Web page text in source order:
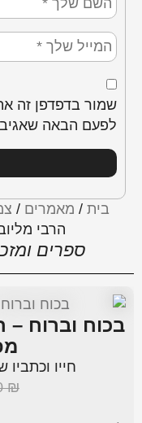
שמור בדפדפן זה
לפעם הבאה שאגיב.
בית/ מאמרים/
הרבי
ספרים
בכוח וברוח –
חייו וכתביו
₪